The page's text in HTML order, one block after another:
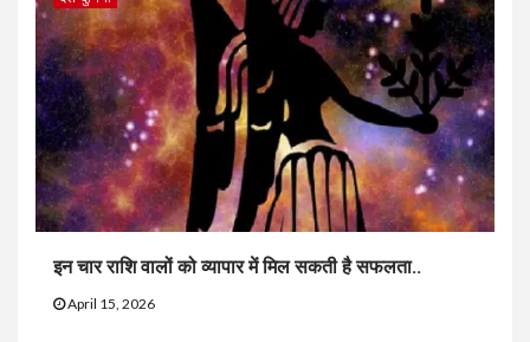
इन चार राशि वालों को व्यापार में मिल सकती है सफलता..
April 15, 2026